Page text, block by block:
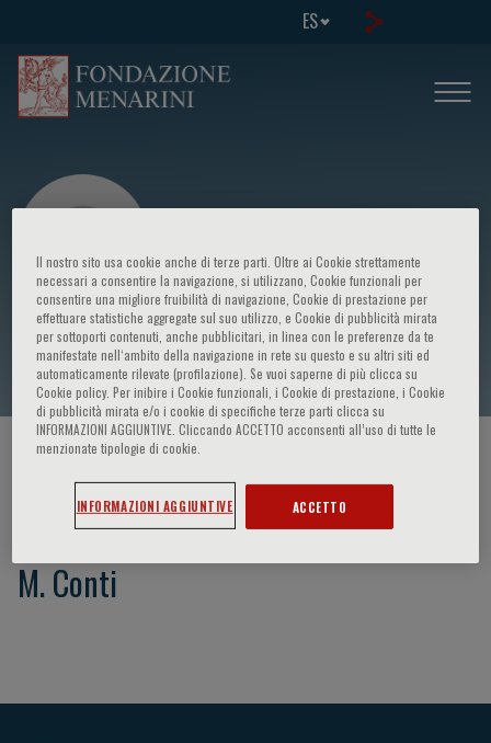
ES
M. Conti
HOME PAGE / CURSOS Y EVENTOS
M. Conti
Il nostro sito usa cookie anche di terze parti. Oltre ai Cookie strettamente
necessari a consentire la navigazione, si utilizzano, Cookie funzionali per
consentire una migliore fruibilità di navigazione, Cookie di prestazione per
effettuare statistiche aggregate sul suo utilizzo, e Cookie di pubblicità mirata
per sottoporti contenuti, anche pubblicitari, in linea con le preferenze da te
manifestate nell‘ambito della navigazione in rete su questo e su altri siti ed
automaticamente rilevate (profilazione). Se vuoi saperne di più clicca su
Cookie policy. Per inibire i Cookie funzionali, i Cookie di prestazione, i Cookie
di pubblicità mirata e/o i cookie di specifiche terze parti clicca su
INFORMAZIONI AGGIUNTIVE. Cliccando ACCETTO acconsenti all’uso di tutte le
menzionate tipologie di cookie.
INFORMAZIONI AGGIUNTIVE ACCETTO